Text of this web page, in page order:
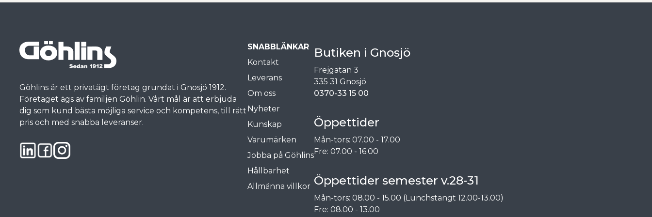
Göhlins är ett privatägt företag grundat i Gnosjö 1912.
Företaget ägs av familjen Göhlin. Vårt mål är att erbjuda
dig som kund bästa möjliga service och kompetens, till rätt
pris och med snabba leveranser.
SNABBLÄNKAR
Kontakt
Leverans
Om oss
Nyheter
Kunskap
Varumärken
Jobba på Göhlins
Hållbarhet
Allmänna villkor
Butiken i Gnosjö
Frejgatan 3
335 31 Gnosjö
0370-33 15 00
Öppettider
Mån-tors: 07.00 - 17.00
Fre: 07.00 - 16.00
Öppettider semester v.28-31
Mån-tors: 08.00 - 15.00 (Lunchstängt 12.00-13.00)
Fre: 08.00 - 13.00